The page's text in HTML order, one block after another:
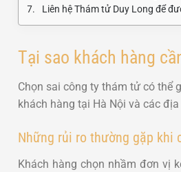
Liên hệ Thám tử Duy Long để
Tại sao khách hàng
Chọn sai công ty thám tử có thể
khách hàng tại Hà Nội và các
Những rủi ro thường gặp khi
Khách hàng chọn nhầm đơn vị